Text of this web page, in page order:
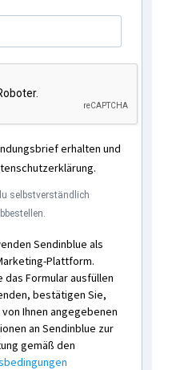
erhalten und
selbstverständlich
Sendinblue als
Plattform.
das Formular ausfüllen
bestätigen Sie,
Ihnen angegebenen
an Sendinblue zur
gemäß den